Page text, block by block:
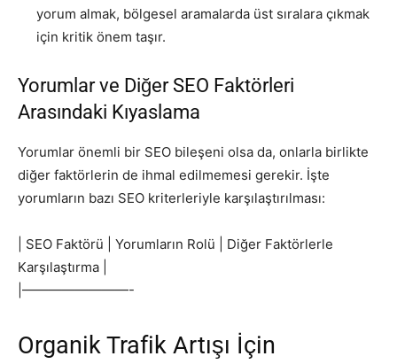
yorum almak, bölgesel aramalarda üst sıralara çıkmak
için kritik önem taşır.
Yorumlar ve Diğer SEO Faktörleri
Arasındaki Kıyaslama
Yorumlar önemli bir SEO bileşeni olsa da, onlarla birlikte
diğer faktörlerin de ihmal edilmemesi gerekir. İşte
yorumların bazı SEO kriterleriyle karşılaştırılması:
| SEO Faktörü | Yorumların Rolü | Diğer Faktörlerle
Karşılaştırma |
|————————-
Organik Trafik Artışı İçin